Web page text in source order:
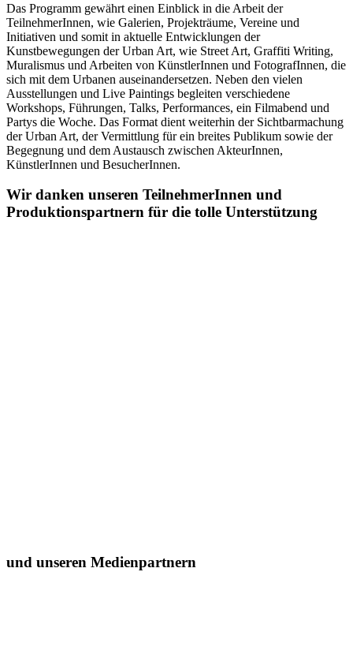
Das Programm gewährt einen Einblick in die Arbeit der
TeilnehmerInnen, wie Galerien, Projekträume, Vereine und
Initiativen und somit in aktuelle Entwicklungen der
Kunstbewegungen der Urban Art, wie Street Art, Graffiti Writing,
Muralismus und Arbeiten von KünstlerInnen und FotografInnen, die
sich mit dem Urbanen auseinandersetzen. Neben den vielen
Ausstellungen und Live Paintings begleiten verschiedene
Workshops, Führungen, Talks, Performances, ein Filmabend und
Partys die Woche. Das Format dient weiterhin der Sichtbarmachung
der Urban Art, der Vermittlung für ein breites Publikum sowie der
Begegnung und dem Austausch zwischen AkteurInnen,
KünstlerInnen und BesucherInnen.
Wir danken unseren TeilnehmerInnen und
Produktionspartnern für die tolle Unterstützung
und unseren Medienpartnern